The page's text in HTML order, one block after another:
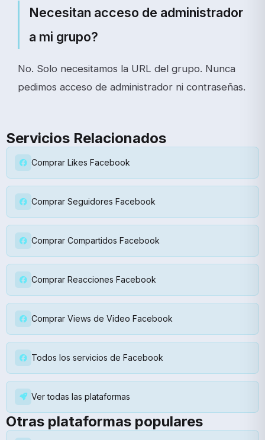
Necesitan acceso de administrador
a mi grupo?
No. Solo necesitamos la URL del grupo. Nunca
pedimos acceso de administrador ni contraseñas.
Servicios Relacionados
Comprar Likes Facebook
Comprar Seguidores Facebook
Comprar Compartidos Facebook
Comprar Reacciones Facebook
Comprar Views de Video Facebook
Todos los servicios de Facebook
Ver todas las plataformas
Otras plataformas populares